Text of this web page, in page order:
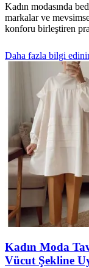
Kadın modasında
markalar ve
konforu birleştiren
Daha fazla bilgi
Kadın Moda
Vücut Şekline